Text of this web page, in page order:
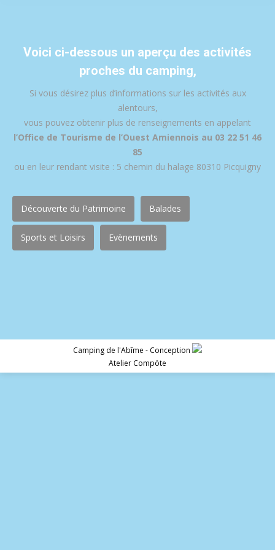
Voici ci-dessous un aperçu des activités
proches du camping,
Si vous désirez plus d’informations sur les activités aux
alentours,
vous pouvez obtenir plus de renseignements en appelant
l’Office de Tourisme de l’Ouest Amiennois au 03 22 51 46
85
ou en leur rendant visite : 5 chemin du halage 80310 Picquigny
Découverte du Patrimoine Balades
Sports et Loisirs Evènements
Camping de l'Abîme - Conception
Atelier Compöte